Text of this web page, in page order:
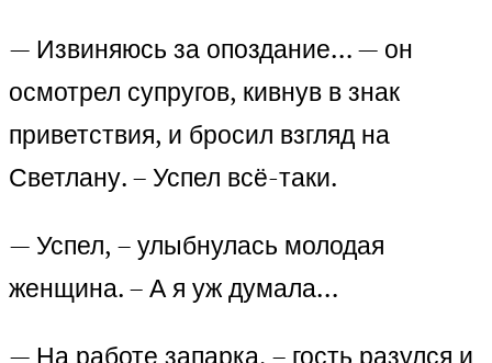
— Извиняюсь за опоздание… — он
осмотрел супругов, кивнув в знак
приветствия, и бросил взгляд на
Светлану. – Успел всё-таки.
— Успел, – улыбнулась молодая
женщина. – А я уж думала…
— На работе запарка, – гость разулся и